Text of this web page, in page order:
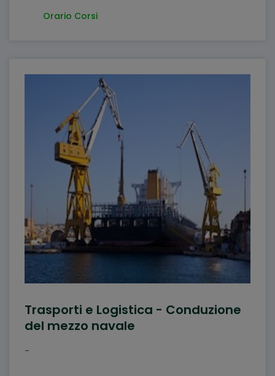
Orario Corsi
Trasporti e Logistica - Conduzione
del mezzo navale
-